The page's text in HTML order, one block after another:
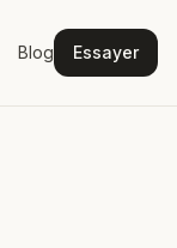
Blog Essayer